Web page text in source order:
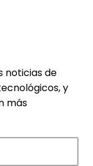
noticias de
y
más